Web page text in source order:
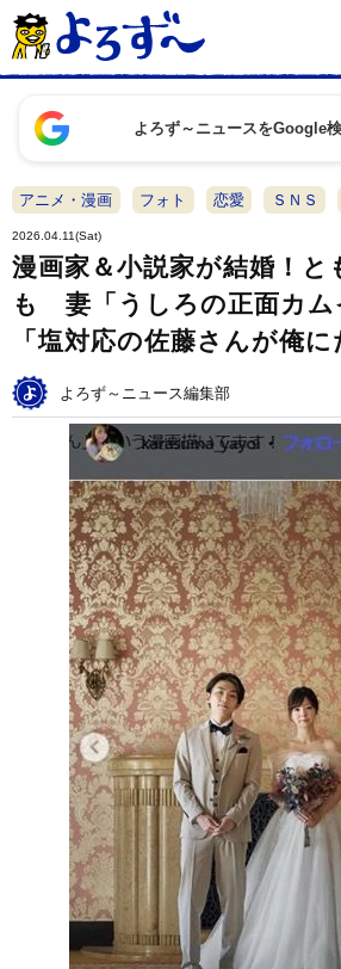
よろず～ニュースをGoogle
アニメ・漫画 フォト 恋愛 ＳＮＳ
2026.04.11(Sat)
漫画家＆小説家が結婚！
も 妻「うしろの正面カム
「塩対応の佐藤さんが俺に
よろず～ニュース編集部